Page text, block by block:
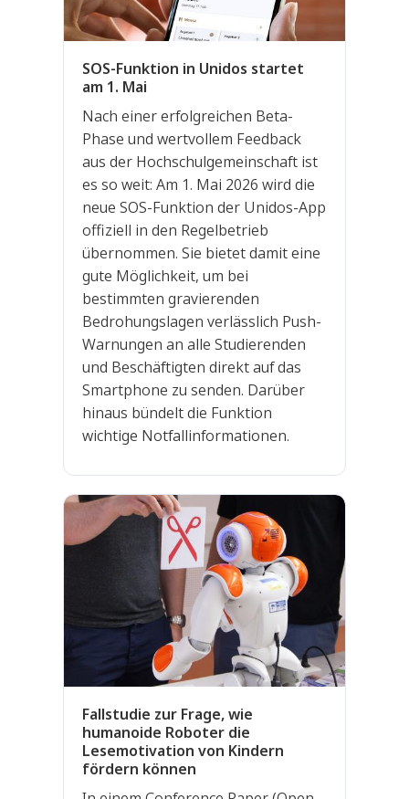
SOS-Funktion in Unidos startet
am 1. Mai
Nach einer erfolgreichen Beta-
Phase und wertvollem Feedback
aus der Hochschulgemeinschaft ist
es so weit: Am 1. Mai 2026 wird die
neue SOS-Funktion der Unidos-App
offiziell in den Regelbetrieb
übernommen. Sie bietet damit eine
gute Möglichkeit, um bei
bestimmten gravierenden
Bedrohungslagen verlässlich Push-
Warnungen an alle Studierenden
und Beschäftigten direkt auf das
Smartphone zu senden. Darüber
hinaus bündelt die Funktion
wichtige Notfallinformationen.
Fallstudie zur Frage, wie
humanoide Roboter die
Lesemotivation von Kindern
fördern können